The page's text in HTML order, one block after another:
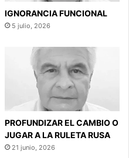
IGNORANCIA FUNCIONAL
5 julio, 2026
PROFUNDIZAR EL CAMBIO O
JUGAR A LA RULETA RUSA
21 junio, 2026